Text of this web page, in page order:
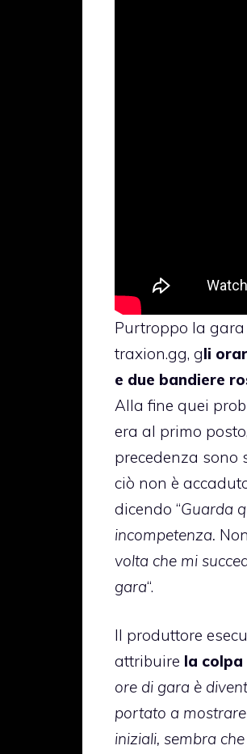
Purtroppo la gara
traxion.gg, gli
e due bandiere
Alla fine quei
era al primo
precedenza sono
ciò non è
dicendo “Guarda
incompetenza.
volta che mi
gara“.
Il produttore
attribuire la
ore di gara è
portato a
iniziali, sembra